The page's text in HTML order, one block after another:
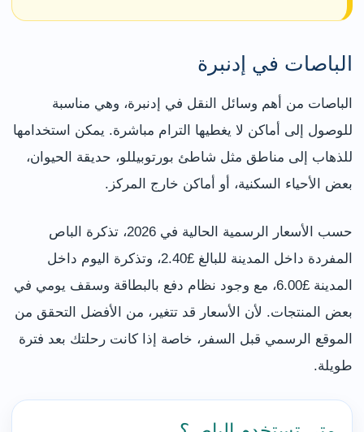
الباصات في إدنبرة
الباصات من أهم وسائل النقل في إدنبرة، وهي مناسبة
للوصول إلى أماكن لا يغطيها الترام مباشرة. يمكن استخدامها
للذهاب إلى مناطق مثل شاطئ بورتوبيللو، حديقة الحيوان،
بعض الأحياء السكنية، أو أماكن خارج المركز.
حسب الأسعار الرسمية الحالية في 2026، تذكرة الباص
المفردة داخل المدينة للبالغ £2.40، وتذكرة اليوم داخل
المدينة £6.00، مع وجود نظام دفع بالبطاقة وسقف يومي في
بعض المنتجات. لأن الأسعار قد تتغير، من الأفضل التحقق من
الموقع الرسمي قبل السفر، خاصة إذا كانت رحلتك بعد فترة
طويلة.